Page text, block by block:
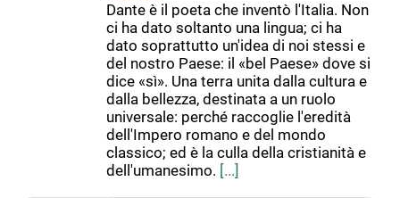
Dante è il poeta che inventò l'Italia. Non
ci ha dato soltanto una lingua; ci ha
dato soprattutto un'idea di noi stessi e
del nostro Paese: il «bel Paese» dove si
dice «sì». Una terra unita dalla cultura e
dalla bellezza, destinata a un ruolo
universale: perché raccoglie l'eredità
dell'Impero romano e del mondo
classico; ed è la culla della cristianità e
dell'umanesimo. [...]